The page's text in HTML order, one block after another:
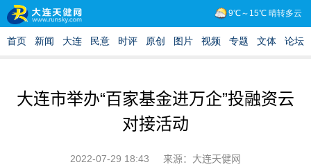
大连市举办“百家基金进万企”投融资云
对接活动
2022-07-29 18:43 来源：大连天健网